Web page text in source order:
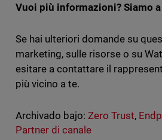
Vuoi più informazioni? Siamo
Se hai ulteriori domande su
marketing, sulle risorse o su
esitare a contattare il
più vicino a te.
Archivado bajo: Zero Trust,
Partner di canale